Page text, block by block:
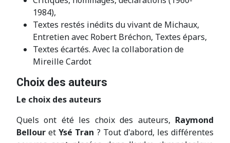
1984),
Textes restés inédits du vivant de Michaux,
Entretien avec Robert Bréchon, Textes épars,
Textes écartés. Avec la collaboration de
Mireille Cardot
Choix des auteurs
Le choix des auteurs
Quels ont été les choix des auteurs, Raymond
Bellour etYsé Tran ? Tout d'abord, les différentes